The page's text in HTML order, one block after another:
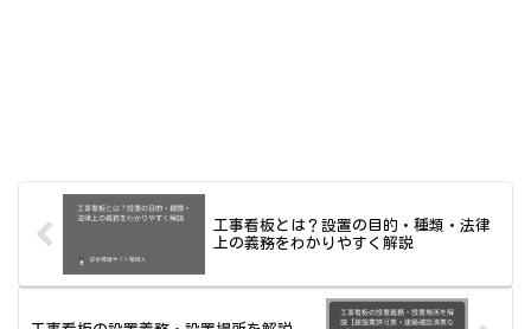
工事看板とは？設置の目的・種類・法律
上の義務をわかりやすく解説